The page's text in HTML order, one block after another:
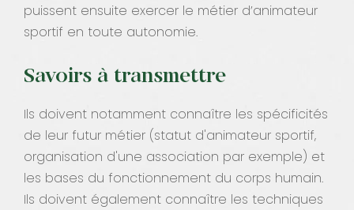
puissent ensuite exercer le métier d’animateur
sportif en toute autonomie.
Savoirs à transmettre
Ils doivent notamment connaître les spécificités
de leur futur métier (statut d'animateur sportif,
organisation d'une association par exemple) et
les bases du fonctionnement du corps humain.
Ils doivent également connaître les techniques